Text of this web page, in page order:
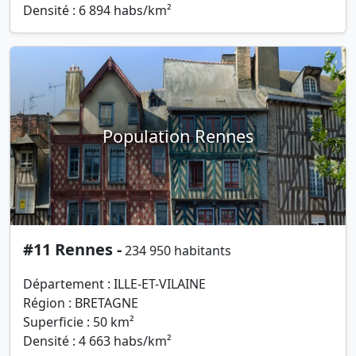
Densité : 6 894 habs/km²
Population Rennes
#11 Rennes -234 950 habitants
Département : ILLE-ET-VILAINE
Région : BRETAGNE
Superficie : 50 km²
Densité : 4 663 habs/km²